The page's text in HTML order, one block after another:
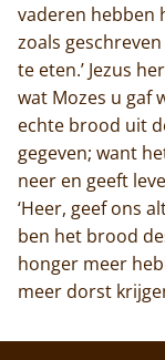
vaderen hebben
zoals
te eten.’ Jezus
wat Mozes u gaf
echte brood uit
gegeven; want
neer en geeft
‘Heer, geef ons
ben het brood
honger meer
meer dorst